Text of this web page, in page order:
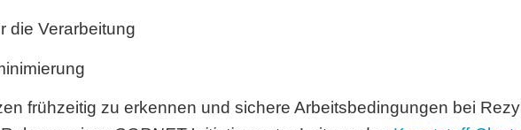
die Verarbeitung
frühzeitig zu erkennen und sichere Arbeitsbedingungen bei